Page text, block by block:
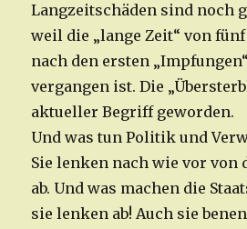
Langzeitschäden sind noch
weil die „lange Zeit“ von
nach den ersten
vergangen ist. Die
aktueller Begriff geworden.
Und was tun Politik und
Sie lenken nach wie vor von
ab. Und was machen die
sie lenken ab! Auch sie